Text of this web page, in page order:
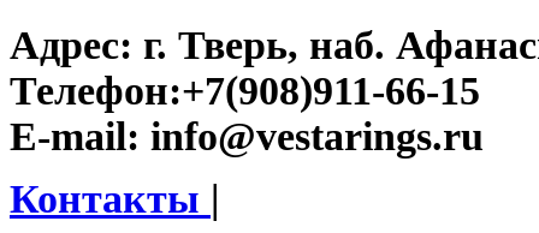
Адрес: г. Тверь, наб.
Телефон:+7(908)911-66-15
E-mail: info@vestarings.ru
Контакты |